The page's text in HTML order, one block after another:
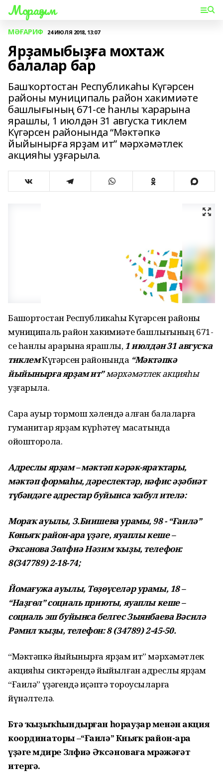
Мораҙым
МӘҒАРИФ 24 ИЮЛЯ 2018, 13:07
Ярҙамыбыҙға мохтаж
балалар бар
Башҡортостан Республикаһы Күгәрсен
районы муниципаль район хакимиәте
башлығының 671-се һанлы ҡарарына
ярашлы, 1 июлдән 31 авгусҡа тиклем
Күгәрсен районында “Мәктәпкә
йыйынырға ярҙам ит” мәрхәмәтлек
акцияһы уҙғарыла.
Башҡортостан Республикаһы Күгәрсен районы
муниципаль район хакимиәте башлығының 671-
се һанлы ҡарарына ярашлы,1 июлдән 31 авгусҡа
тиклемКүгәрсен районында “Мәктәпкә
йыйынырға ярҙам ит”мәрхәмәтлек акцияһы
уҙғарыла.
Сара ауыр тормош хәлендә ҡалған балаларға
гуманитар ярҙам күрһәтеү маҡсатында
ойошторола.
Адреслы ярҙам – мәктәп кәрәк-яраҡтары,
мәктәп формаһы, дәреслектәр, нәфис әҙәбиәт
түбәндәге адрестар буйынса ҡабул ителә:
Мораҡ ауылы, З.Биишева урамы, 98 - “Ғаилә”
Көньяҡ район-ара үҙәге, яуаплы кеше –
Әҡсәнова Зөлфиә Нәзим ҡыҙы, телефон:
8(347789) 2-18-74;
Йомағужа ауылы, Төҙөүселәр урамы, 18 –
“Наҙгөл” социаль приюты, яуаплы кеше –
социаль эш буйынса белгес Зыянбаева Вәсилә
Рәмил ҡыҙы, телефон: 8 (34789) 2-45-50.
“Мәктәпкә йыйынырға ярҙам ит” мәрхәмәтлек
акцияһы сиктәрендә йыйылған адреслы ярҙам
“Ғаилә” үҙәгендә иҫәптә тороусыларға
йүнәлтелә.
Бөтә ҡыҙыҡһындырған һорауҙар менән акция
координаторы –“Ғаилә” Көньяҡ район-ара
үҙәге мөдире Зөлфиә Әҡсәноваға мөрәжәғәт
итергә.